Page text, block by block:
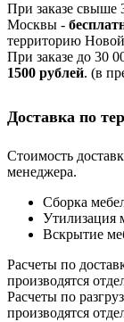
При заказе свыше
Москвы -
территорию
При заказе до 30
1500 рублей. (в
Доставка по
Стоимость
менеджера.
Сборка
Утилизация
Вскрытие
Расчеты по
производятся
Расчеты по
производятся